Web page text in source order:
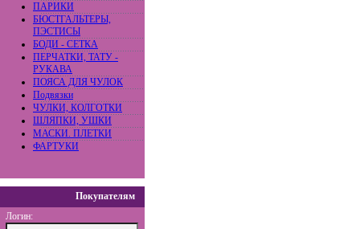
ПАРИКИ
БЮСТГАЛЬТЕРЫ,
ПЭСТИСЫ
БОДИ - СЕТКА
ПЕРЧАТКИ, ТАТУ -
РУКАВА
ПОЯСА ДЛЯ ЧУЛОК
Подвязки
ЧУЛКИ, КОЛГОТКИ
ШЛЯПКИ, УШКИ
МАСКИ. ПЛЕТКИ
ФАРТУКИ
Покупателям
Логин: